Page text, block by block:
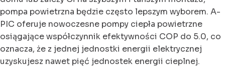
pompa powietrzna będzie często lepszym wyborem. A-
PIC oferuje nowoczesne pompy ciepła powietrzne
osiągające współczynnik efektywności COP do 5.0, co
oznacza, że z jednej jednostki energii elektrycznej
uzyskujesz nawet pięć jednostek energii cieplnej.